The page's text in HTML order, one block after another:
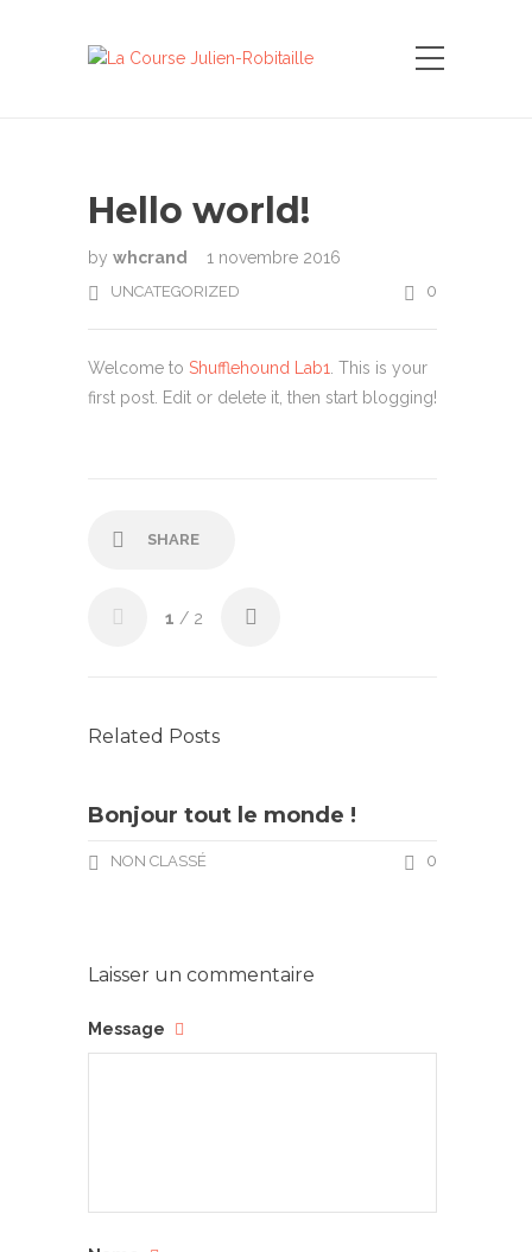
Hello world!
by whcrand 1 novembre 2016
UNCATEGORIZED 0
Welcome to Shufflehound Lab1 . This is your
first post. Edit or delete it, then start blogging!
SHARE
1 / 2
Related Posts
Bonjour tout le monde !
NON CLASSÉ 0
Laisser un commentaire
Message